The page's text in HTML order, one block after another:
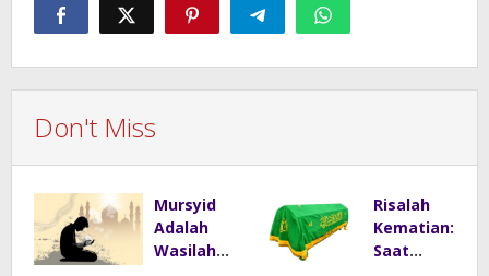
Don't Miss
Mursyid
Adalah
Wasilah
Risalah
Kematian:
Saat